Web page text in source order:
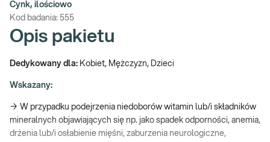
Cynk, ilościowo
Kod badania: 555
Opis pakietu
Dedykowany dla: Kobiet, Mężczyzn, Dzieci
Wskazany:
→ W przypadku podejrzenia niedoborów witamin lub/i składników
mineralnych objawiających się np. jako spadek odporności, anemia,
drżenia lub/i osłabienie mięśni, zaburzenia neurologiczne,